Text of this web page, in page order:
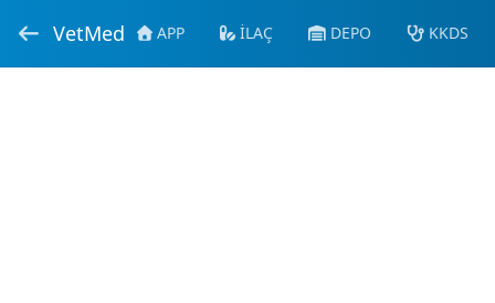
VetMed APP İLAÇ DEPO KKDS